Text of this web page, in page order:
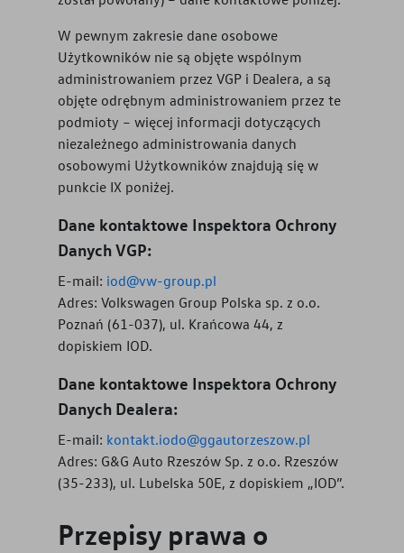
W pewnym zakresie dane osobowe
Użytkowników nie są objęte wspólnym
administrowaniem przez VGP i Dealera, a są
objęte odrębnym administrowaniem przez te
podmioty – więcej informacji dotyczących
niezależnego administrowania danych
osobowymi Użytkowników znajdują się w
punkcie IX poniżej.
Dane kontaktowe Inspektora Ochrony
Danych VGP:
E-mail: iod@vw-group.pl
Adres: Volkswagen Group Polska sp. z o.o.
Poznań (61-037), ul. Krańcowa 44, z
dopiskiem IOD.
Dane kontaktowe Inspektora Ochrony
Danych Dealera:
E-mail: kontakt.iodo@ggautorzeszow.pl
Adres: G&G Auto Rzeszów Sp. z o.o. Rzeszów
(35-233), ul. Lubelska 50E, z dopiskiem „IOD”.
Przepisy prawa o